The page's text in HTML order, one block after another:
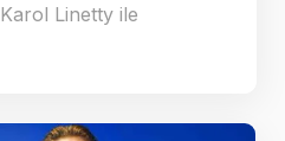
Linetty ile